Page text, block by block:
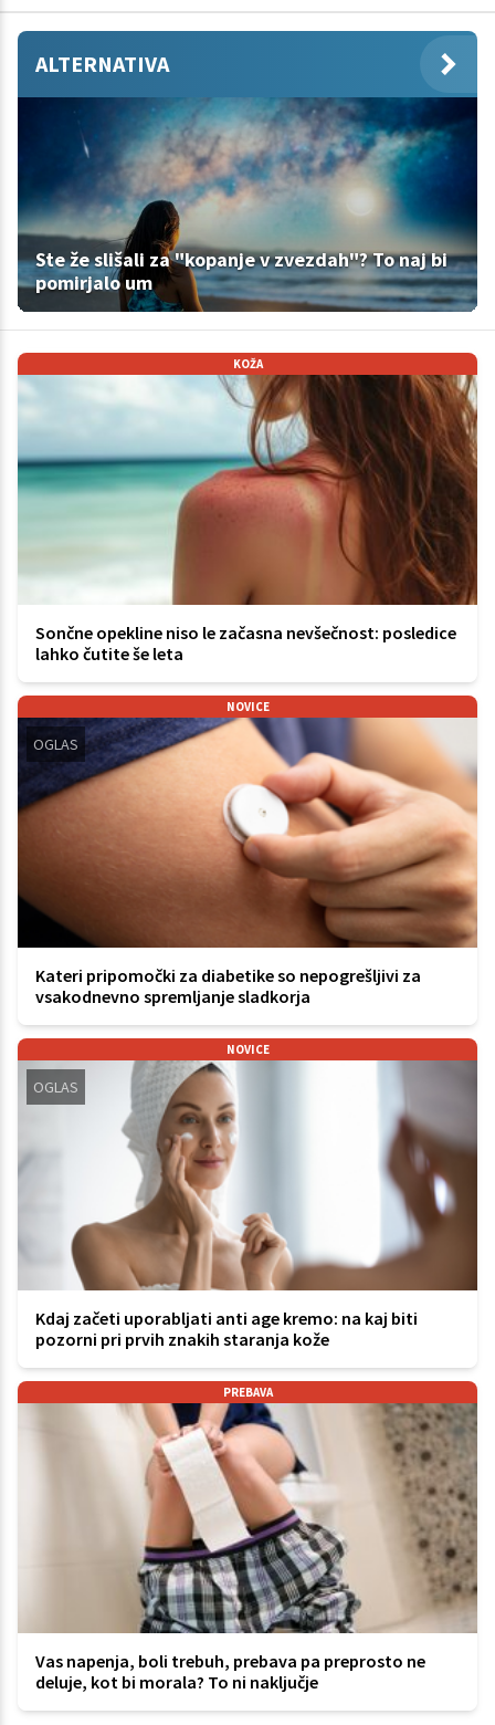
ALTERNATIVA
Ste že slišali za "kopanje v zvezdah"? To naj bi
pomirjalo um
KOŽA
Sončne opekline niso le začasna nevšečnost: posledice
lahko čutite še leta
NOVICE
OGLAS
Kateri pripomočki za diabetike so nepogrešljivi za
vsakodnevno spremljanje sladkorja
NOVICE
OGLAS
Kdaj začeti uporabljati anti age kremo: na kaj biti
pozorni pri prvih znakih staranja kože
PREBAVA
Vas napenja, boli trebuh, prebava pa preprosto ne
deluje, kot bi morala? To ni naključje